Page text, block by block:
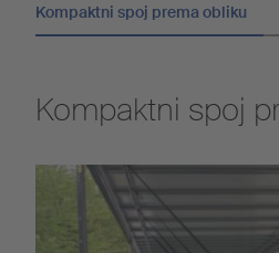
Kompaktni spoj prema obliku
Kompaktni spoj